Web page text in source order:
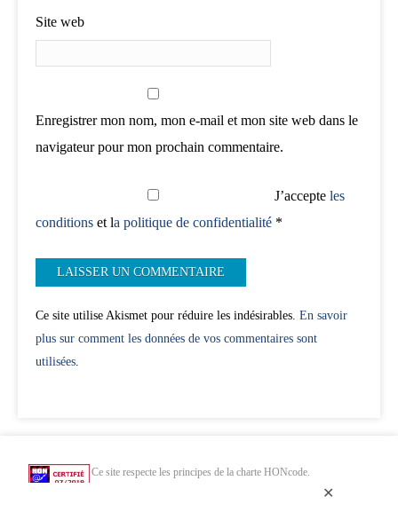
✕
Site web
Enregistrer mon nom, mon e-mail et mon site web dans le
navigateur pour mon prochain commentaire.
J’accepte les
conditions et la politique de confidentialité *
Ce site utilise Akismet pour réduire les indésirables. En savoir
plus sur comment les données de vos commentaires sont
utilisées.
Ce site respecte les principes de la charte HONcode.